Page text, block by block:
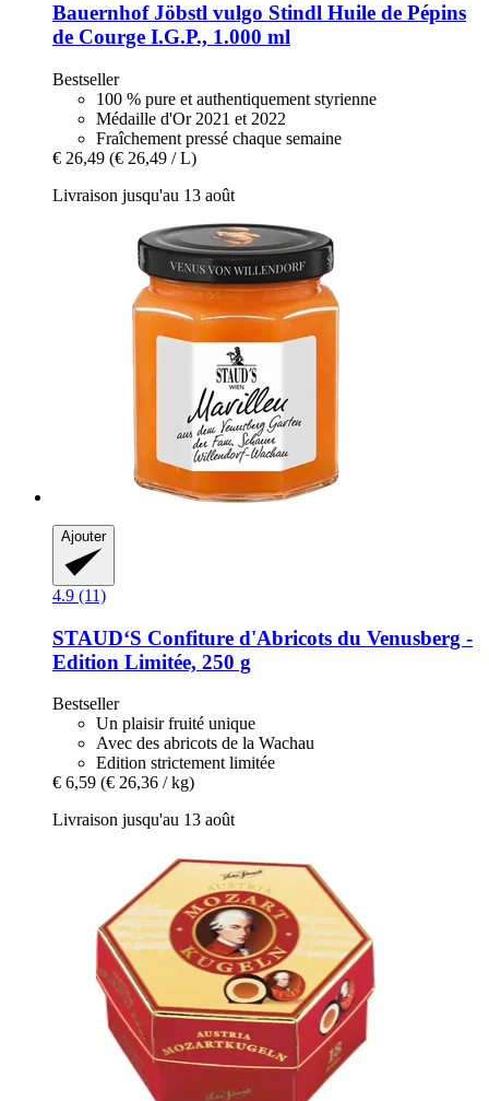
Bauernhof Jöbstl vulgo Stindl Huile de Pépins
de Courge I.G.P., 1.000 ml
Bestseller
100 % pure et authentiquement styrienne
Médaille d'Or 2021 et 2022
Fraîchement pressé chaque semaine
€ 26,49 (€ 26,49 / L)
Livraison jusqu'au 13 août
Ajouter
4.9 (11)
STAUD‘S Confiture d'Abricots du Venusberg -​
Edition Limitée, 250 g
Bestseller
Un plaisir fruité unique
Avec des abricots de la Wachau
Edition strictement limitée
€ 6,59 (€ 26,36 / kg)
Livraison jusqu'au 13 août